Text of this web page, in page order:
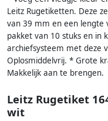
Leitz Rugetiketten. Deze
van 39 mm en een lengte
pakket van 10 stuks en in
archiefsysteem met deze
Oplosmiddelvrij. * Grote
Makkelijk aan te brengen.
Leitz Rugetiket
wit